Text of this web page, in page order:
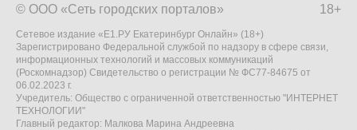
18+
© ООО «Сеть городских порталов»
Сетевое издание «Е1.РУ Екатеринбург Онлайн» (18+)
Зарегистрировано Федеральной службой по надзору в сфере связи,
информационных технологий и массовых коммуникаций
(Роскомнадзор) Свидетельство о регистрации № ФС77-84675 от
06.02.2023 г.
Учредитель: Общество с ограниченной ответственностью "ИНТЕРНЕТ
ТЕХНОЛОГИИ"
Главный редактор: Малкова Марина Андреевна